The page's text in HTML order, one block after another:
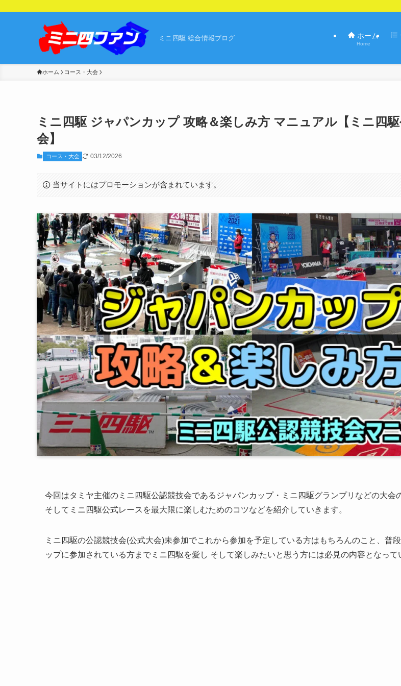
ミニ四駆 総合情報ブログ ホーム
Home
ホーム コース・大会
ミニ四駆 ジャパンカップ 攻略＆楽しみ方 マニュアル【ミニ四
会】
コース・大会 03/12/2026
当サイトにはプロモーションが含まれています。
今回はタミヤ主催のミニ四駆公認競技会であるジャパンカップ・ミニ四駆グランプリなどの大会
そしてミニ四駆公式レースを最大限に楽しむためのコツなどを紹介していきます。
ミニ四駆の公認競技会(公式大会)未参加でこれから参加を予定している方はもちろんのこと、普
ップに参加されている方までミニ四駆を愛し そして楽しみたいと思う方には必見の内容となって